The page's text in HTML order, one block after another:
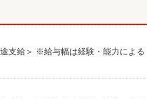
支給＞ ※給与幅は経験・能力による